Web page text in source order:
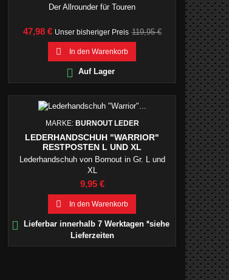
Der Allrounder für Touren
Preis
47,98 € Unser bisheriger Preis Verkaufspreis
119,95 €
 In den Warenkorb
 Auf Lager
MARKE: BURNOUT LEDER
LEDERHANDSCHUH "WARRIOR"
RESTPOSTEN L UND XL
Lederhandschuh von Bornout in Gr. L und
XL
Preis
9,95 €
 In den Warenkorb

Lieferbar innerhalb 7 Werktagen *siehe
Lieferzeiten